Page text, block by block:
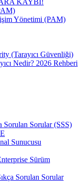
KAYBI!
Yönetimi (PAM)
(Tarayıcı Güvenliği)
Nedir? 2026 Rehberi
Sorulan Sorular (SSS)
Sunucusu
Sürüm
Sorulan Sorular